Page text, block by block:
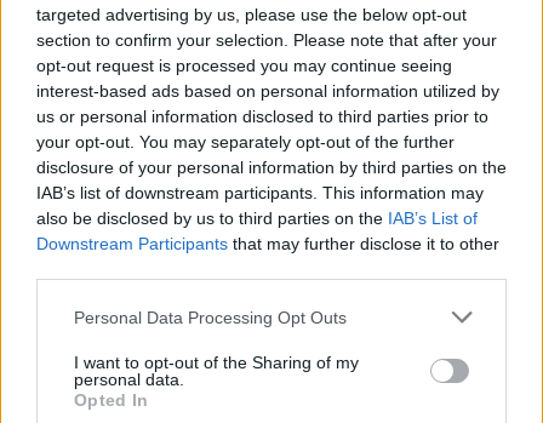
targeted advertising by us, please use the below opt-out
section to confirm your selection. Please note that after your
opt-out request is processed you may continue seeing
interest-based ads based on personal information utilized by
us or personal information disclosed to third parties prior to
your opt-out. You may separately opt-out of the further
disclosure of your personal information by third parties on the
IAB’s list of downstream participants. This information may
also be disclosed by us to third parties on the IAB’s List of
Downstream Participants that may further disclose it to other
Personal Data Processing Opt Outs
I want to opt-out of the Sharing of my
personal data.
Opted In
Societat
22 de juny de 2026
DEIXA UNA RESPOSTA